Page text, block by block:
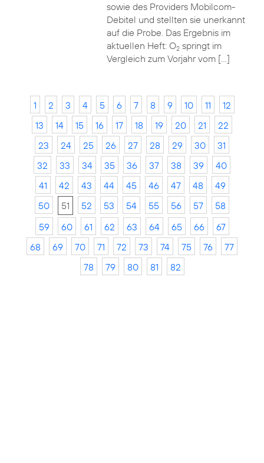
sowie des Providers Mobilcom-
Debitel und stellten sie unerkannt
auf die Probe. Das Ergebnis im
aktuellen Heft: O2springt im
Vergleich zum Vorjahr vom […]
1 2 3 4 5 6 7 8 9 10 11
12
13
14 15 16 17 18 19 20 21
22
23
24 25 26 27 28 29 30
31
32
33 34 35 36 37 38 39
40
41
42 43 44 45 46 47 48
49
50
51 52 53 54 55 56 57
58
59
60 61 62 63 64 65 66
67
68
69 70 71 72 73 74 75 76
77
78
79 80 81 82